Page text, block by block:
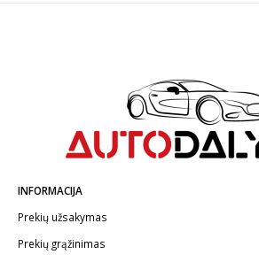
INFORMACIJA
Prekių užsakymas
Prekių grąžinimas